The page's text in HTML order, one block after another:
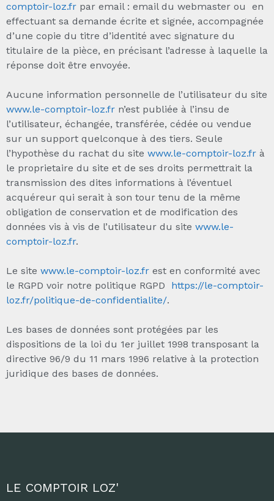
comptoir-loz.fr par email : email du webmaster ou en
effectuant sa demande écrite et signée, accompagnée
d’une copie du titre d’identité avec signature du
titulaire de la pièce, en précisant l’adresse à laquelle la
réponse doit être envoyée.
Aucune information personnelle de l’utilisateur du site
www.le-comptoir-loz.fr n’est publiée à l’insu de
l’utilisateur, échangée, transférée, cédée ou vendue
sur un support quelconque à des tiers. Seule
l’hypothèse du rachat du site www.le-comptoir-loz.fr à
le proprietaire du site et de ses droits permettrait la
transmission des dites informations à l’éventuel
acquéreur qui serait à son tour tenu de la même
obligation de conservation et de modification des
données vis à vis de l’utilisateur du site www.le-
comptoir-loz.fr.
Le site www.le-comptoir-loz.fr est en conformité avec
le RGPD voir notre politique RGPD https://le-comptoir-
loz.fr/politique-de-confidentialite/.
Les bases de données sont protégées par les
dispositions de la loi du 1er juillet 1998 transposant la
directive 96/9 du 11 mars 1996 relative à la protection
juridique des bases de données.
LE COMPTOIR LOZ'